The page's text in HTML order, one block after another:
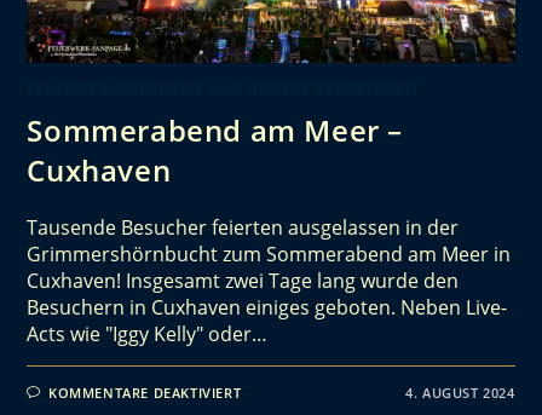
Sommerabend am Meer –
Cuxhaven
Tausende Besucher feierten ausgelassen in der
Grimmershörnbucht zum Sommerabend am Meer in
Cuxhaven! Insgesamt zwei Tage lang wurde den
Besuchern in Cuxhaven einiges geboten. Neben Live-
Acts wie "Iggy Kelly" oder…
KOMMENTARE DEAKTIVIERT 4. AUGUST 2024